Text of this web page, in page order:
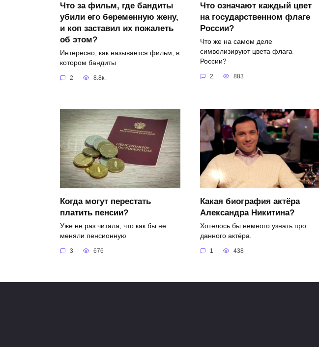
Что за фильм, где бандиты
убили его беременную жену,
и коп заставил их пожалеть
об этом?
Интересно, как называется фильм, в
котором бандиты
2 8.8к.
Что означают каждый цвет
на государственном флаге
России?
Что же на самом деле
символизируют цвета флага
России?
2 883
Когда могут перестать
платить пенсии?
Уже не раз читала, что как бы не
меняли пенсионную
3 676
Какая биография актёра
Александра Никитина?
Хотелось бы немного узнать про
данного актёра.
1 438